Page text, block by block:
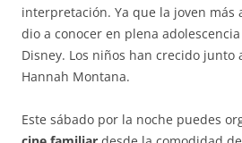
interpretación. Ya que la joven más
dio a conocer en plena
Disney. Los niños han crecido junto
Hannah Montana.
Este sábado por la noche puedes